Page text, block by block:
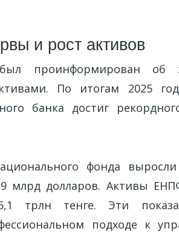
и рост активов
был проинформирован об
По итогам 2025
банка достиг
фонда
млрд долларов. Активы
трлн тенге. Эти
подходе к